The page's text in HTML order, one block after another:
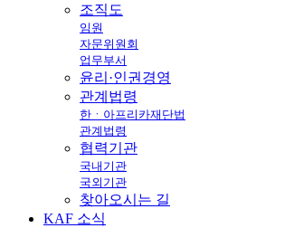
조직도
임원
자문위원회
업무부서
윤리·인권경영
관계법령
한ㆍ아프리카재단법
관계법령
협력기관
국내기관
국외기관
찾아오시는 길
KAF 소식